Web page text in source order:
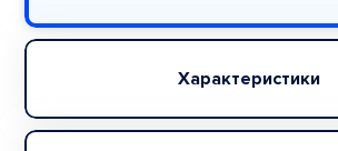
Характеристики